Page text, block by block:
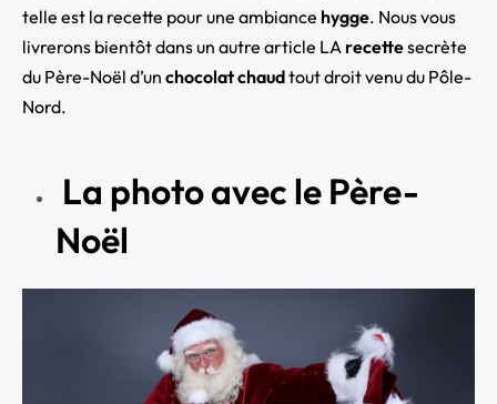
telle est la recette pour une ambiance hygge. Nous vous
livrerons bientôt dans un autre article LA recettesecrète
du Père-Noël d’un chocolat chaudtout droit venu du Pôle-
Nord.
La photo avec le Père-
Noël